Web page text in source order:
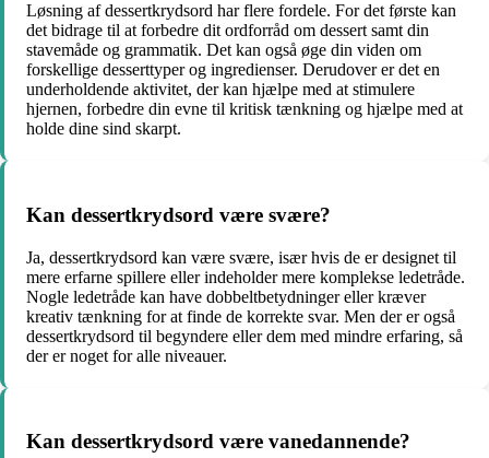
Løsning af dessertkrydsord har flere fordele. For det første kan
det bidrage til at forbedre dit ordforråd om dessert samt din
stavemåde og grammatik. Det kan også øge din viden om
forskellige desserttyper og ingredienser. Derudover er det en
underholdende aktivitet, der kan hjælpe med at stimulere
hjernen, forbedre din evne til kritisk tænkning og hjælpe med at
holde dine sind skarpt.
Kan dessertkrydsord være svære?
Ja, dessertkrydsord kan være svære, især hvis de er designet til
mere erfarne spillere eller indeholder mere komplekse ledetråde.
Nogle ledetråde kan have dobbeltbetydninger eller kræver
kreativ tænkning for at finde de korrekte svar. Men der er også
dessertkrydsord til begyndere eller dem med mindre erfaring, så
der er noget for alle niveauer.
Kan dessertkrydsord være vanedannende?